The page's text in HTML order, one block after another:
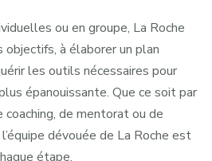
ou en groupe, La Roche
à élaborer un plan
les outils nécessaires pour
épanouissante. Que ce soit par
de mentorat ou de
dévouée de La Roche est
étape.